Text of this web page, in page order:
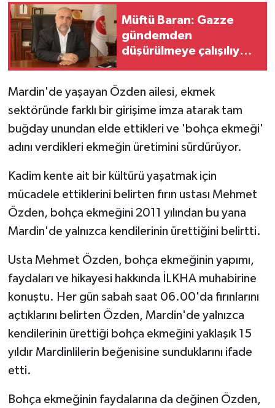
Müftü Baran: Gazze
gündemden
düşürülmeye çalışılıyor,
kaybetmemeli
Mardin'de yaşayan Özden ailesi, ekmek
sektöründe farklı bir girişime imza atarak tam
buğday unundan elde ettikleri ve 'bohça ekmeği'
adını verdikleri ekmeğin üretimini sürdürüyor.
Kadim kente ait bir kültürü yaşatmak için
mücadele ettiklerini belirten fırın ustası Mehmet
Özden, bohça ekmeğini 2011 yılından bu yana
Mardin'de yalnızca kendilerinin ürettiğini belirtti.
Usta Mehmet Özden, bohça ekmeğinin yapımı,
faydaları ve hikayesi hakkında İLKHA muhabirine
konuştu. Her gün sabah saat 06.00'da fırınlarını
açtıklarını belirten Özden, Mardin'de yalnızca
kendilerinin ürettiği bohça ekmeğini yaklaşık 15
yıldır Mardinlilerin beğenisine sunduklarını ifade
etti.
Bohça ekmeğinin faydalarına da değinen Özden,